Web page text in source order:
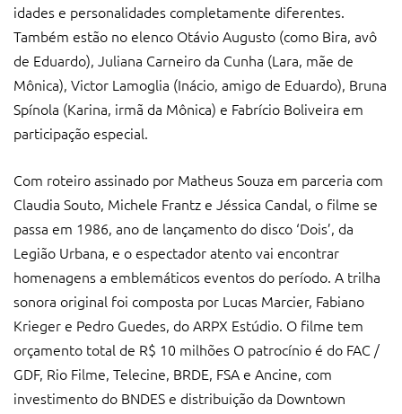
idades e personalidades completamente diferentes.
Também estão no elenco Otávio Augusto (como Bira, avô
de Eduardo), Juliana Carneiro da Cunha (Lara, mãe de
Mônica), Victor Lamoglia (Inácio, amigo de Eduardo), Bruna
Spínola (Karina, irmã da Mônica) e Fabrício Boliveira em
participação especial.
Com roteiro assinado por Matheus Souza em parceria com
Claudia Souto, Michele Frantz e Jéssica Candal, o filme se
passa em 1986, ano de lançamento do disco ‘Dois’, da
Legião Urbana, e o espectador atento vai encontrar
homenagens a emblemáticos eventos do período. A trilha
sonora original foi composta por Lucas Marcier, Fabiano
Krieger e Pedro Guedes, do ARPX Estúdio. O filme tem
orçamento total de R$ 10 milhões O patrocínio é do FAC /
GDF, Rio Filme, Telecine, BRDE, FSA e Ancine, com
investimento do BNDES e distribuição da Downtown